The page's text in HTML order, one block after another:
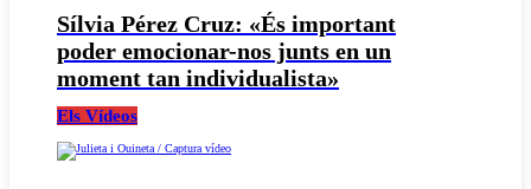
Sílvia Pérez Cruz: «És important
poder emocionar-nos junts en un
moment tan individualista»
Els Vídeos